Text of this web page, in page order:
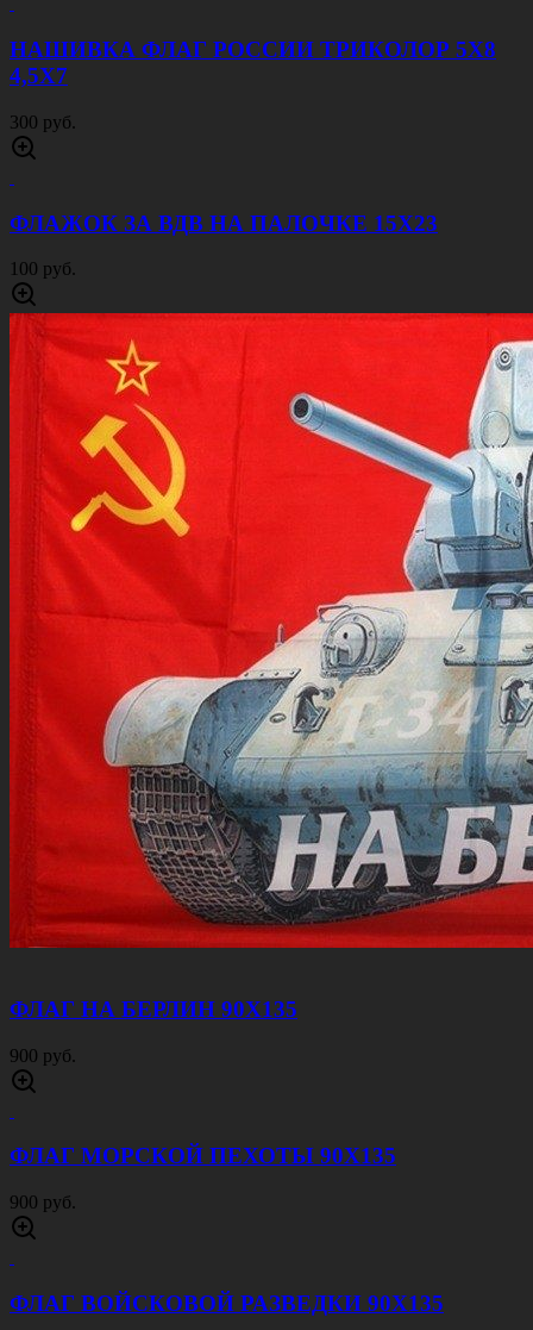
НАШИВКА ФЛАГ РОССИИ ТРИКОЛОР 5Х8
4,5Х7
300 руб.
ФЛАЖОК ЗА ВДВ НА ПАЛОЧКЕ 15Х23
100 руб.
ФЛАГ НА БЕРЛИН 90Х135
900 руб.
ФЛАГ МОРСКОЙ ПЕХОТЫ 90Х135
900 руб.
ФЛАГ ВОЙСКОВОЙ РАЗВЕДКИ 90Х135